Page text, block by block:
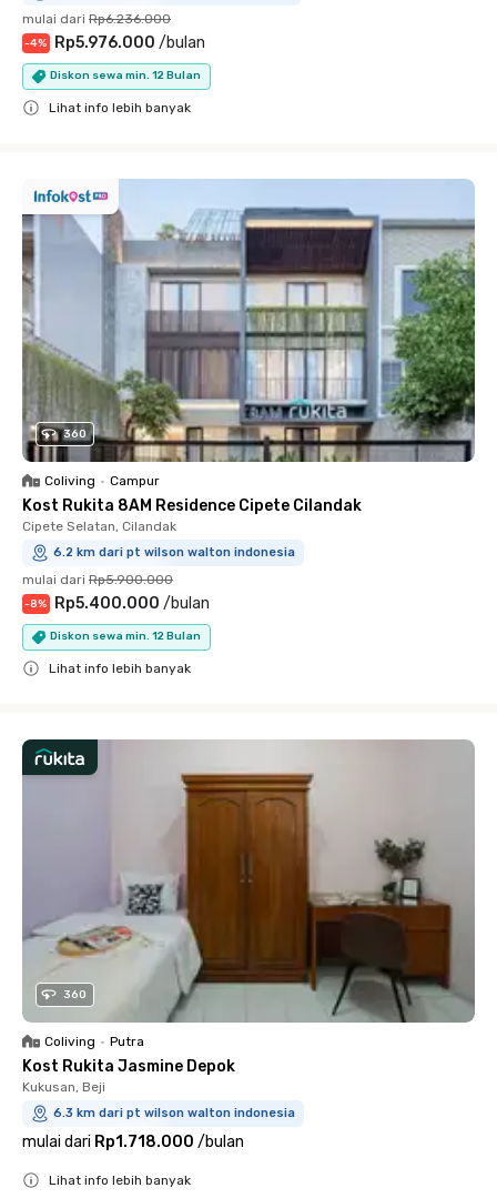
mulai dari Rp6.236.000
-4% Rp5.976.000 /bulan
Diskon sewa min. 12 Bulan
Lihat info lebih banyak
360
Coliving • Campur
Kost Rukita 8AM Residence Cipete Cilandak
Cipete Selatan, Cilandak
6.2 km dari pt wilson walton indonesia
mulai dari Rp5.900.000
-8% Rp5.400.000 /bulan
Diskon sewa min. 12 Bulan
Lihat info lebih banyak
360
Coliving • Putra
Kost Rukita Jasmine Depok
Kukusan, Beji
6.3 km dari pt wilson walton indonesia
mulai dari Rp1.718.000 /bulan
Lihat info lebih banyak